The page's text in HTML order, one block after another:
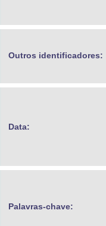
Outros identificadores:
Data:
Palavras-chave: